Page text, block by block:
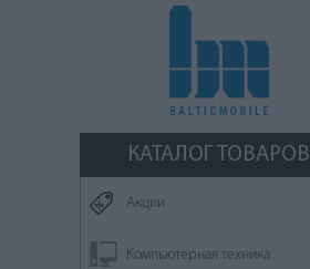
КАТАЛОГ ТОВАРОВ
Aкции
Компьютерная техника